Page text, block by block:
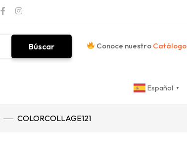
Búscar Conoce nuestro Catálogo
Español ▼
COLORCOLLAGE121